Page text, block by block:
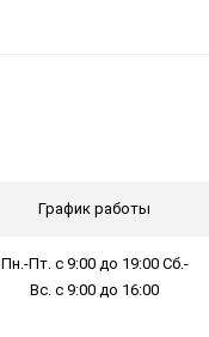
График работы
Пн.-Пт. с 9:00 до 19:00 Сб.-
Вс. с 9:00 до 16:00